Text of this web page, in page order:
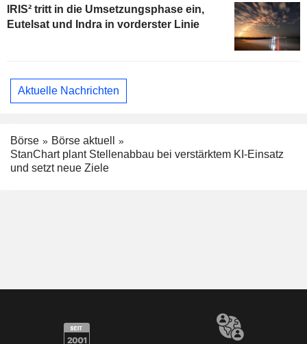
IRIS² tritt in die Umsetzungsphase ein,
Eutelsat und Indra in vorderster Linie
Aktuelle Nachrichten
Börse
Börse aktuell
StanChart plant Stellenabbau bei verstärktem KI-Einsatz
und setzt neue Ziele